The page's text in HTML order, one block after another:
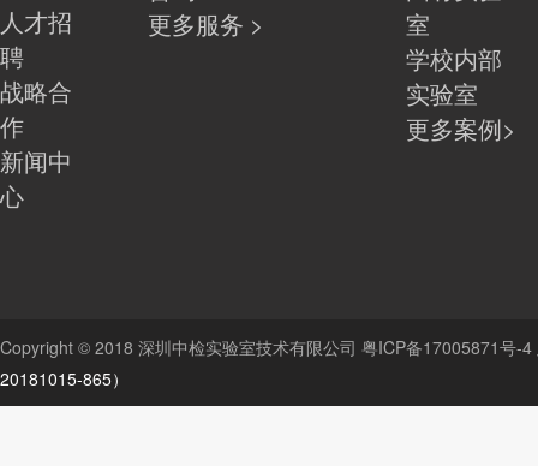
人才招
聘
战略合
作
新闻中
心
更多服务 >
室
学校内部
实验室
更多案例>
Copyright © 2018 深圳中检实验室技术有限公司 粤ICP备17005871号-4
20181015-865）